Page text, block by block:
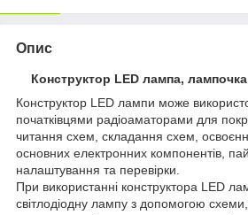
Опис
Конструктор LED лампа,
Конструктор LED лампи може
початківцями радіоаматорами для
читання схем, складання схем,
основних електронних компонентів,
налаштування та перевірки.
При використанні конструктора LED
світлодіодну лампу з допомогою